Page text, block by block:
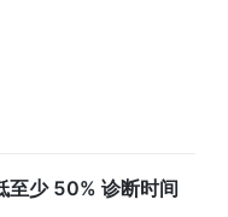
至少 50% 诊断时间